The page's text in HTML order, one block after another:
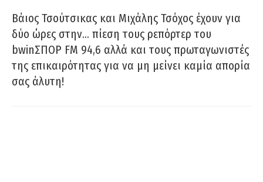
Βάιος Τσούτσικας και Μιχάλης Τσόχος έχουν για
δύο ώρες στην… πίεση τους ρεπόρτερ του
bwinΣΠΟΡ FM 94,6 αλλά και τους πρωταγωνιστές
της επικαιρότητας για να μη μείνει καμία απορία
σας άλυτη!